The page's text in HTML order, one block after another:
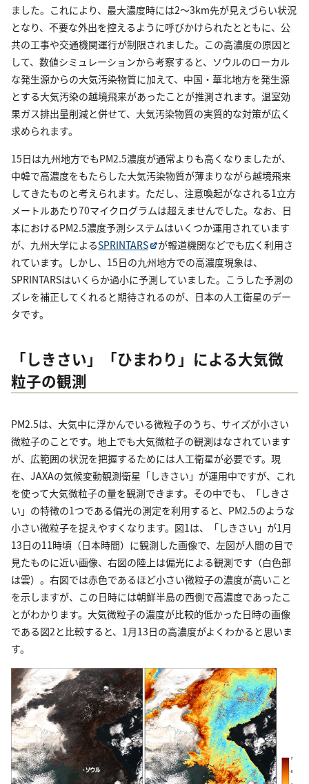
ました。これにより、最大濃度時には2〜3km先が見えづらい状況
となり、不要な外出を控えるように呼びかけられたとともに、公
共の工事や交通機関運行が制限されました。この高濃度の原因と
して、数値シミュレーションから考察すると、ソウルのローカル
な発生源からの大気汚染物質に加えて、中国・華北地方を発生源
とする大気汚染の越境飛来があったことが推測されます。温室効
果ガス排出量削減と併せて、大気汚染物質の実質的な対策が広く
求められます。
15日は九州地方でもPM2.5濃度が通常よりも高くなりましたが、
中韓で高濃度をもたらした大気汚染物質が薄まりながら越境飛来
してきたものと考えられます。ただし、注意喚起がなされる1立方
メートルあたり70マイクログラムは超えませんでした。なお、日
本におけるPM2.5濃度予測システムはいくつか運用されています
が、九州大学によるSPRINTARS
が報道機関などでも広く利用さ
れています。しかし、15日の九州地方での高濃度現象は、
SPRINTARSはいくらか過小に予測していました。こうした予測の
ズレを補正してくれると期待されるのが、日本の人工衛星のデー
タです。
「しきさい」「ひまわり」による大気微
粒子の観測
PM2.5は、大気中に浮かんでいる微粒子のうち、サイズが小さい
微粒子のことです。地上でも大気微粒子の観測はなされています
が、広範囲の状況を把握するためには人工衛星が必要です。現
在、JAXAの気候変動観測衛星「しきさい」が運用中ですが、これ
を使って大気微粒子の量を観測できます。その中でも、「しきさ
い」の特徴の1つである偏光の測定を利用すると、PM2.5のような
小さい微粒子を捉えやすくなります。図1は、「しきさい」が1月
13日の11時頃（日本時間）に観測した画像で、左図が人間の目で
見たものに近い画像、右図の陸上は偏光による観測です（白色部
は雲）。右図では赤色であるほど小さい微粒子の濃度が高いこと
を示しますが、この日時には朝鮮半島の西側で高濃度であったこ
とがわかります。大気微粒子の濃度が比較的低かった日時の画像
である図2と比較すると、1月13日の高濃度がよくわかると思いま
す。